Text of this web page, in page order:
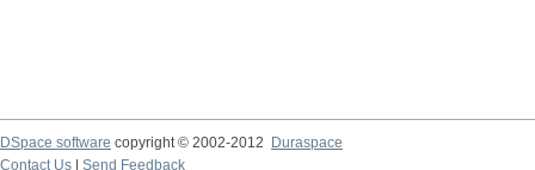
DSpace software copyright © 2002-2012
Duraspace
Contact Us
Send Feedback